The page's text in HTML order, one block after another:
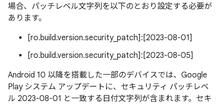
場合、パッチレベル文字列を以下のとおり設定する必要が
あります。
[ro.build.version.security_patch]:[2023-08-01]
[ro.build.version.security_patch]:[2023-08-05]
Android 10 以降を搭載した一部のデバイスでは、Google
Play システム アップデートに、セキュリティ パッチレベ
ル 2023-08-01 と一致する日付文字列が含まれます。セキ